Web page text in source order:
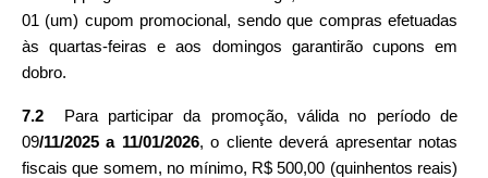
01 (um) cupom promocional, sendo que compras efetuadas
às quartas-feiras e aos domingos garantirão cupons em
dobro.
7.2 Para participar da promoção, válida no período de
09/11/2025 a 11/01/2026, o cliente deverá apresentar notas
fiscais que somem, no mínimo, R$ 500,00 (quinhentos reais)